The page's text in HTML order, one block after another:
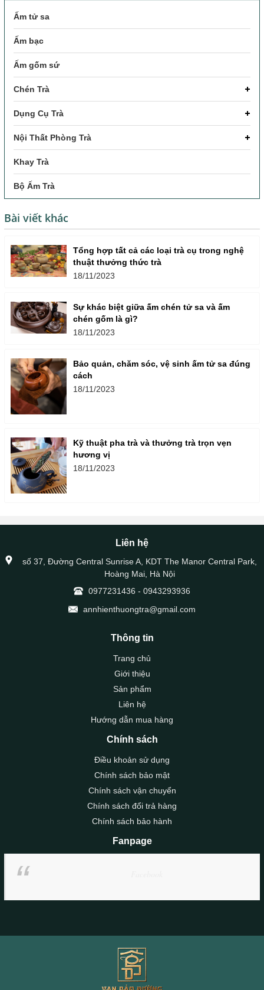
Ấm tử sa
Ấm bạc
Ấm gốm sứ
Chén Trà
Dụng Cụ Trà
Nội Thất Phòng Trà
Khay Trà
Bộ Ấm Trà
Bài viết khác
Tổng hợp tất cả các loại trà cụ trong nghệ
thuật thưởng thức trà
18/11/2023
Sự khác biệt giữa ấm chén tử sa và ấm
chén gốm là gì?
18/11/2023
Bảo quản, chăm sóc, vệ sinh ấm tử sa đúng
cách
18/11/2023
Kỹ thuật pha trà và thưởng trà trọn vẹn
hương vị
18/11/2023
Liên hệ
số 37, Đường Central Sunrise A, KDT The Manor Central Park,
Hoàng Mai, Hà Nội
0977231436 - 0943293936
annhienthuongtra@gmail.com
Thông tin
Trang chủ
Giới thiệu
Sản phẩm
Liên hệ
Hướng dẫn mua hàng
Chính sách
Điều khoản sử dụng
Chính sách bảo mật
Chính sách vận chuyển
Chính sách đổi trả hàng
Chính sách bảo hành
Fanpage